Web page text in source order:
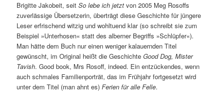
Brigitte Jakobeit, seitSo lebe ich jetzt von 2005 Meg Rosoffs
zuverlässige Übersetzerin, überträgt diese Geschichte für jüngere
Leser erfrischend witzig und wohltuend klar (so schreibt sie zum
Beispiel »Unterhosen« statt des alberner Begriffs »Schlüpfer«).
Man hätte dem Buch nur einen weniger kalauernden Titel
gewünscht, im Original heißt die GeschichteGood Dog, Mister
Tavish. Good book, Mrs Rosoff, indeed. Ein entzückendes, wenn
auch schmales Familienporträt, das im Frühjahr fortgesetzt wird
unter dem Titel (man ahnt es)Ferien für alle Felle.